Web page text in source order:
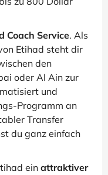
Coach Service. Als
Etihad steht dir
den
oder Al Ain zur
und
Programm an
Transfer
du ganz einfach
ein attraktiver